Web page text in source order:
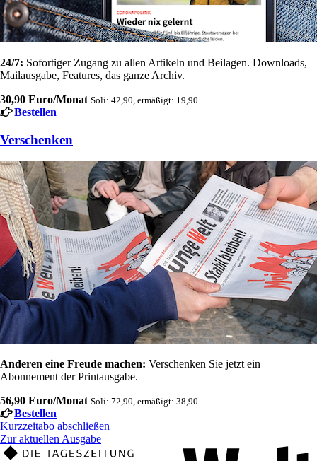
24/7: Sofortiger Zugang zu allen Artikeln und Beilagen. Downloads,
Mailausgabe, Features, das ganze Archiv.
30,90 Euro/Monat Soli: 42,90, ermäßigt: 19,90
Bestellen
Verschenken
Anderen eine Freude machen: Verschenken Sie jetzt ein
Abonnement der Printausgabe.
56,90 Euro/Monat Soli: 72,90, ermäßigt: 38,90
Bestellen
Kurzzeitabo abschließen
Zur aktuellen Ausgabe